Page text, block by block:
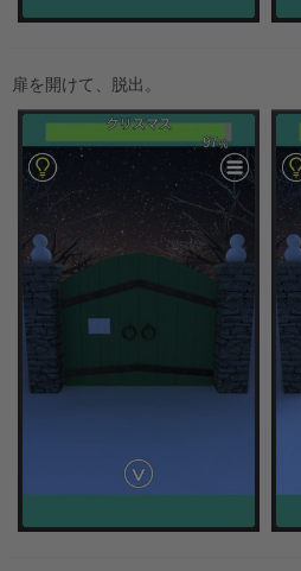
扉を開けて、脱出。